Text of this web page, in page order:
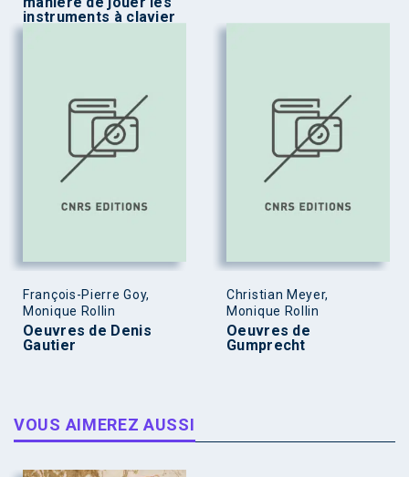
instruments à clavier
François-Pierre Goy,
Monique Rollin
Oeuvres de Denis
Gautier
Christian Meyer,
Monique Rollin
Oeuvres de
Gumprecht
VOUS AIMEREZ AUSSI